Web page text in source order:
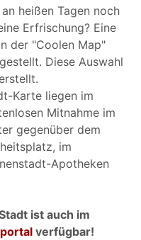
heißen Tagen noch
Erfrischung? Eine
der "Coolen Map"
Diese Auswahl
Karte liegen im
Mitnahme im
gegenüber dem
im
Apotheken
ist auch im
verfügbar!